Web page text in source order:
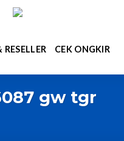
RESELLER CEK ONGKIR
gw tgr